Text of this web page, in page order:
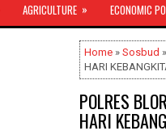
AGRICULTURE » ECONOMIC
Home » Sosbud
HARI
POLRES
HARI